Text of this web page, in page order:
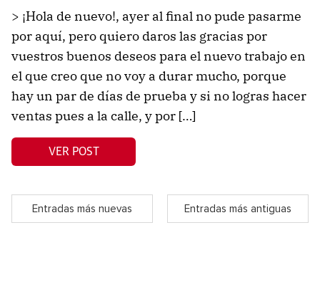
> ¡Hola de nuevo!, ayer al final no pude pasarme
por aquí, pero quiero daros las gracias por
vuestros buenos deseos para el nuevo trabajo en
el que creo que no voy a durar mucho, porque
hay un par de días de prueba y si no logras hacer
ventas pues a la calle, y por […]
VER POST
Entradas más nuevas Entradas más antiguas